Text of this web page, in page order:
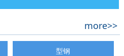
more>>
型钢